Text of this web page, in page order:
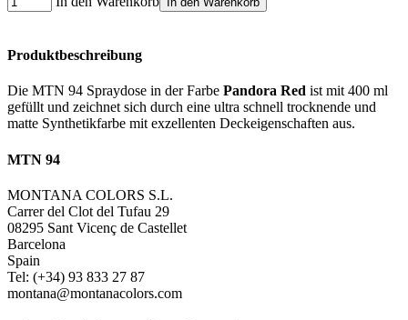
Produktbeschreibung
Die MTN 94 Spraydose in der Farbe Pandora Red ist mit 400 ml
gefüllt und zeichnet sich durch eine ultra schnell trocknende und
matte Synthetikfarbe mit exzellenten Deckeigenschaften aus.
MTN 94
MONTANA COLORS S.L.
Carrer del Clot del Tufau 29
08295 Sant Vicenç de Castellet
Barcelona
Spain
Tel: (+34) 93 833 27 87
montana@montanacolors.com